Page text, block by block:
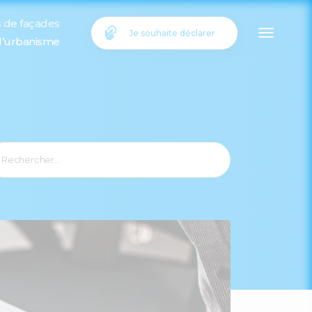
de façades
Je souhaite déclarer